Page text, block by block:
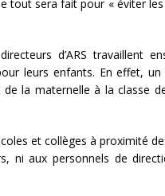
tout sera fait pour « éviter
d’ARS travaillent
leurs enfants. En effet, un
la maternelle à la classe
et collèges à proximité
ni aux personnels de